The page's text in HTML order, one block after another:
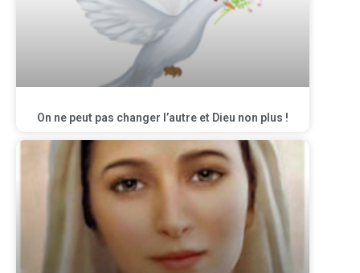
On ne peut pas changer l’autre et Dieu non plus !